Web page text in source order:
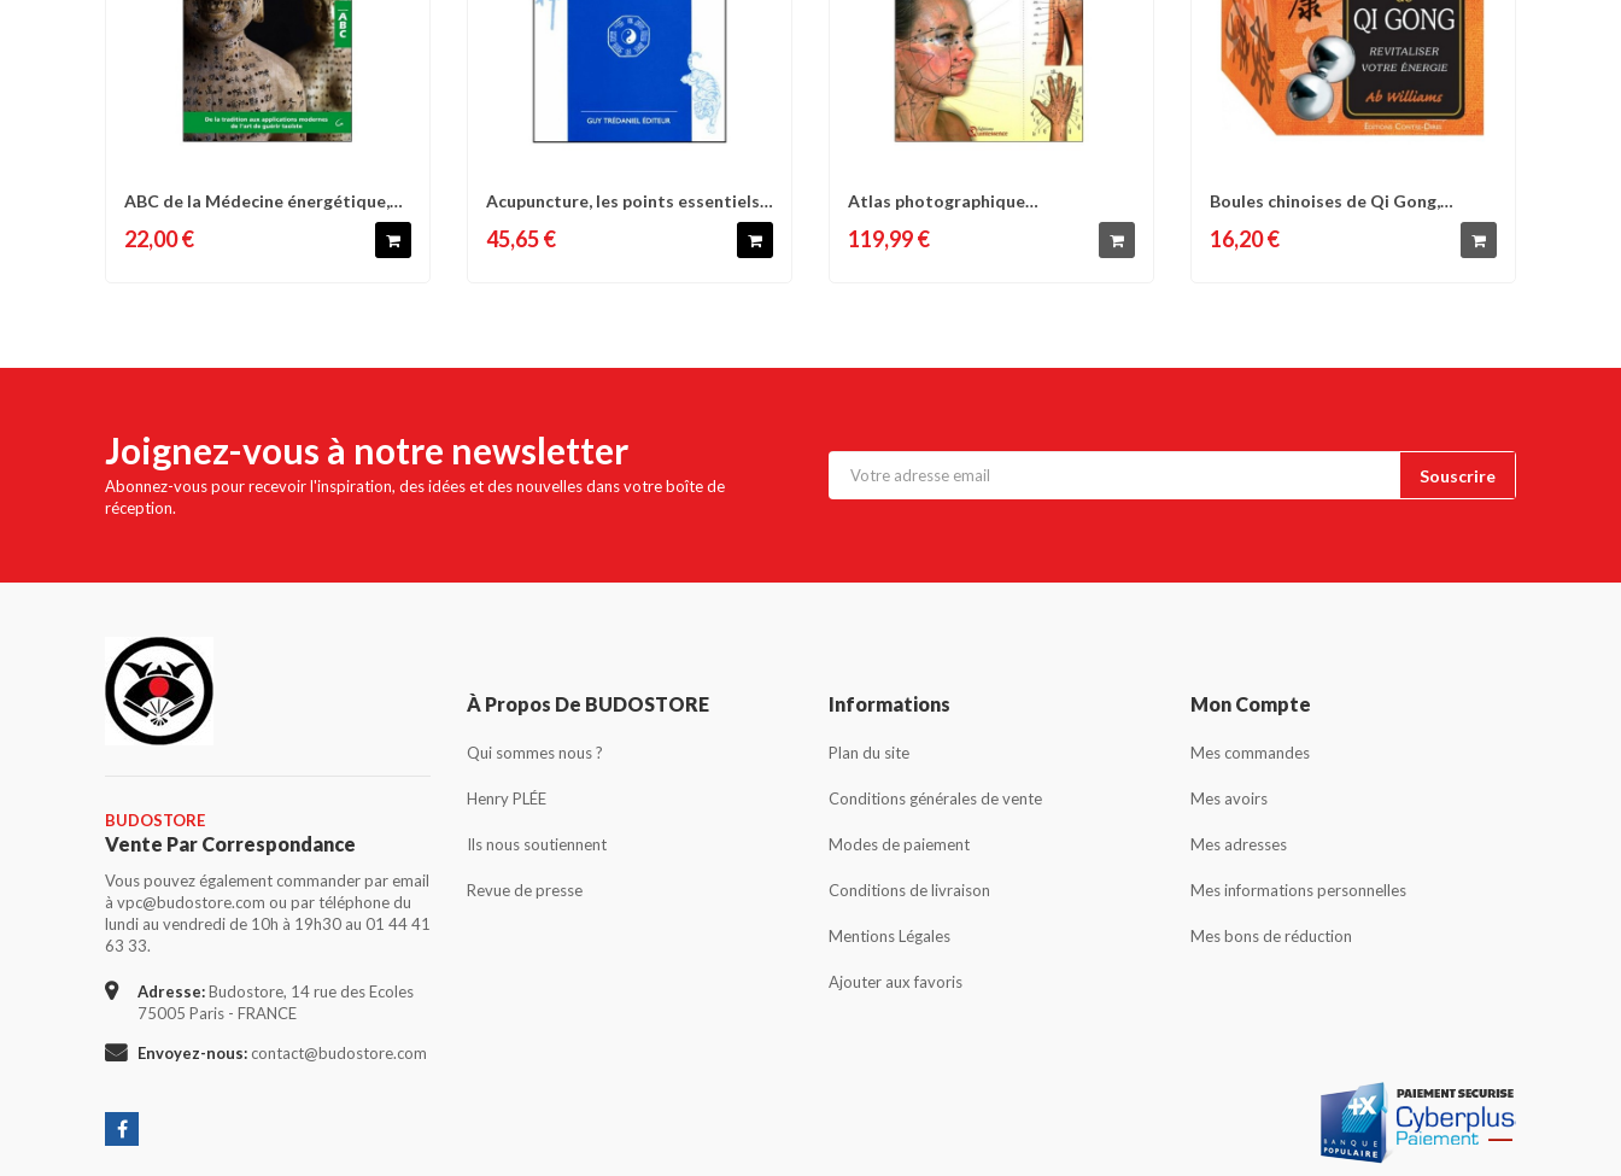
Comparer Liste d'envies
ABC de la Médecine énergétique,
22,00 €
Comparer Liste d'envies
Acupuncture, les points essentiels
45,65 €
Comparer
Atlas photographique
119,99 €
Comparer Liste d'envies
Boules chinoises de Qi Gong,
16,20 €
Joignez-vous à notre newsletter
Abonnez-vous pour recevoir l'inspiration, des idées et des nouvelles dans votre boîte de
réception.
BUDOSTORE
Vente Par Correspondance
Vous pouvez également commander par email
à vpc@budostore.com ou par téléphone du
lundi au vendredi de 10h à 19h30 au 01 44 41
63 33.
Adresse:Budostore, 14 rue des Ecoles
75005 Paris - FRANCE
Envoyez-nous: contact@budostore.com
À Propos De BUDOSTORE
Qui sommes nous ?
Henry PLÉE
Ils nous soutiennent
Revue de presse
Informations
Plan du site
Conditions générales de vente
Modes de paiement
Conditions de livraison
Mentions Légales
Ajouter aux favoris
Mon Compte
Mes commandes
Mes avoirs
Mes adresses
Mes informations personnelles
Mes bons de réduction